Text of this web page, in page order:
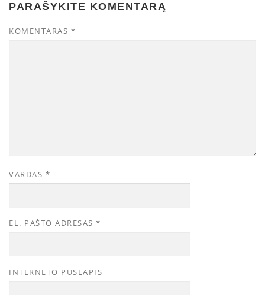
PARAŠYKITE KOMENTARĄ
KOMENTARAS *
VARDAS *
EL. PAŠTO ADRESAS *
INTERNETO PUSLAPIS